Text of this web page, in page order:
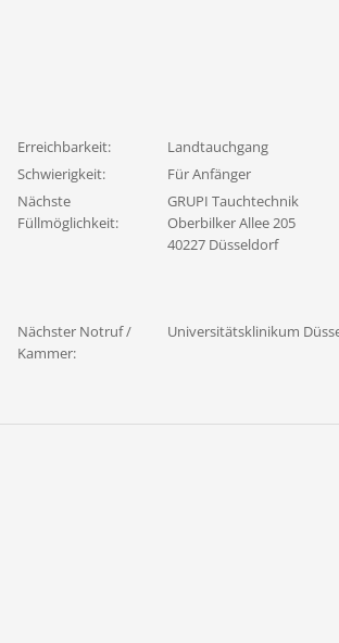
Erreichbarkeit:
Landtauchgang
Schwierigkeit:
Für Anfänger
Nächste
Füllmöglichkeit:
GRUPI Tauchtechnik
Oberbilker Allee 205
40227 Düsseldorf
Nächster Notruf /
Kammer:
Universitätsklinikum